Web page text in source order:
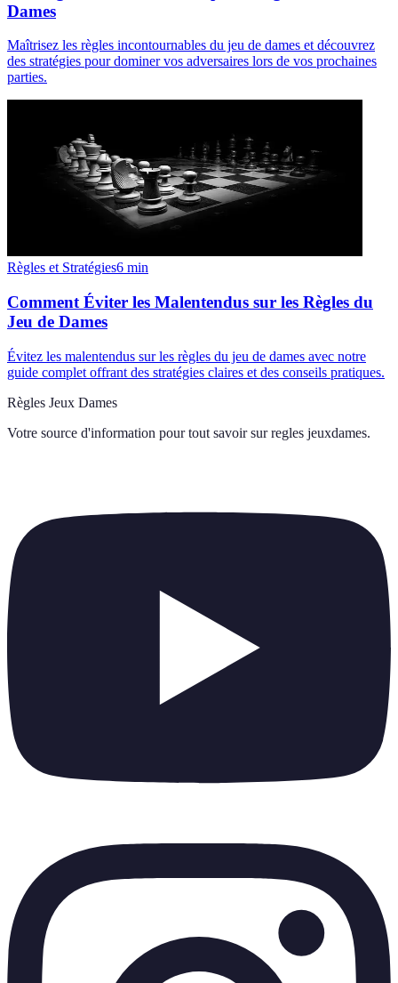
Dames
Maîtrisez les règles incontournables du jeu de dames et découvrez
des stratégies pour dominer vos adversaires lors de vos prochaines
parties.
Règles et Stratégies6 min
Comment Éviter les Malentendus sur les Règles du
Jeu de Dames
Évitez les malentendus sur les règles du jeu de dames avec notre
guide complet offrant des stratégies claires et des conseils pratiques.
Règles Jeux Dames
Votre source d'information pour tout savoir sur regles jeuxdames.